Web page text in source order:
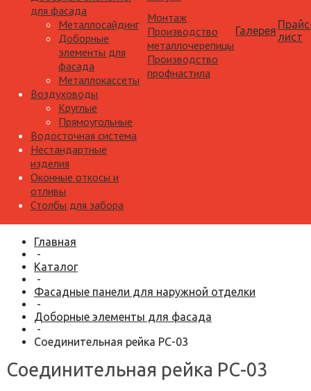
для фасада
Металлосайдинг
Доборные
элементы для
фасада
Металлокассеты
Воздуховоды
Круглые
Прямоугольные
Водосточная система
Нестандартные
изделия
Оконные откосы и
отливы
Столбы для забора
Монтаж
Производство
металлочерепицы
Производство
профнастила
Галерея лист
Главная
-
Каталог
-
Фасадные панели для наружной отделки
-
Доборные элементы для фасада
-
Соединительная рейка РС-03
Соединительная рейка РС-03